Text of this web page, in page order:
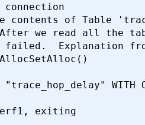
connection
contents of Table
we read all the
Explanation
WITH
exiting